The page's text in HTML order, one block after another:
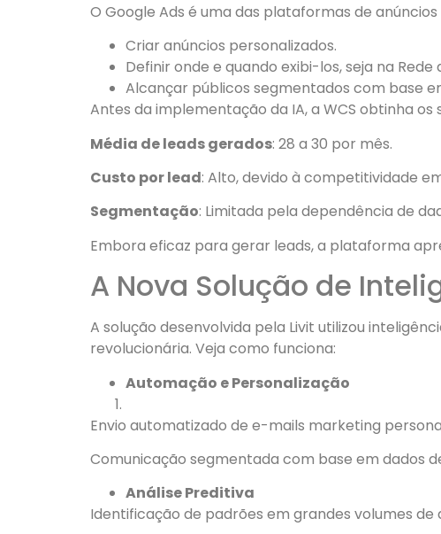
O Google Ads é uma das plataformas de
Criar anúncios personalizados.
Definir onde e quando exibi-los, seja na Rede
Alcançar públicos segmentados com base
Antes da implementação da IA, a WCS obtinha
Média de leads gerados: 28 a 30 por mês.
Custo por lead: Alto, devido à competitividade
Segmentação: Limitada pela dependência de
Embora eficaz para gerar leads, a plataforma
A Nova Solução de
A solução desenvolvida pela Livit utilizou
revolucionária. Veja como funciona:
Automação e Personalização
Envio automatizado de e-mails marketing
Comunicação segmentada com base em dados
Análise Preditiva
Identificação de padrões em grandes volumes de